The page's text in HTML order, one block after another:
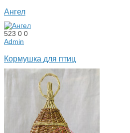
Ангел
523 0 0
Admin
Кормушка для птиц